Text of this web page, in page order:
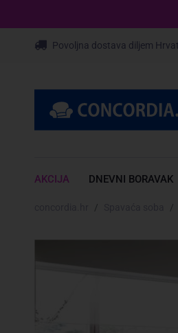
Povoljna dostava diljem
AKCIJA DNEVNI BORAVAK